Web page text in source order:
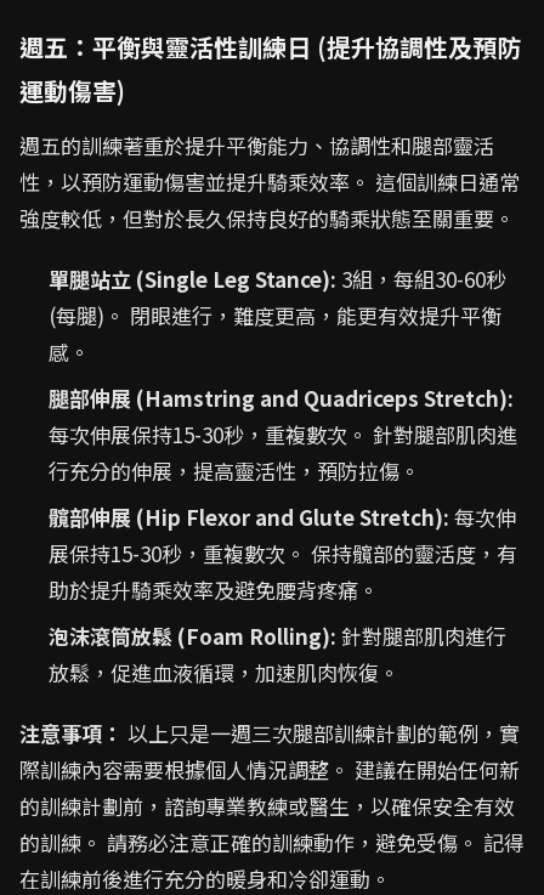
週五：平衡與靈活性訓練日 (提升協調性及預防
運動傷害)
週五的訓練著重於提升平衡能力、協調性和腿部靈活
性，以預防運動傷害並提升騎乘效率。 這個訓練日通常
強度較低，但對於長久保持良好的騎乘狀態至關重要。
單腿站立 (Single Leg Stance): 3組，每組30-60秒
(每腿)。 閉眼進行，難度更高，能更有效提升平衡
感。
腿部伸展 (Hamstring and Quadriceps Stretch):
每次伸展保持15-30秒，重複數次。 針對腿部肌肉進
行充分的伸展，提高靈活性，預防拉傷。
髖部伸展 (Hip Flexor and Glute Stretch): 每次伸
展保持15-30秒，重複數次。 保持髖部的靈活度，有
助於提升騎乘效率及避免腰背疼痛。
泡沫滾筒放鬆 (Foam Rolling): 針對腿部肌肉進行
放鬆，促進血液循環，加速肌肉恢復。
注意事項： 以上只是一週三次腿部訓練計劃的範例，實
際訓練內容需要根據個人情況調整。 建議在開始任何新
的訓練計劃前，諮詢專業教練或醫生，以確保安全有效
的訓練。 請務必注意正確的訓練動作，避免受傷。 記得
在訓練前後進行充分的暖身和冷卻運動。